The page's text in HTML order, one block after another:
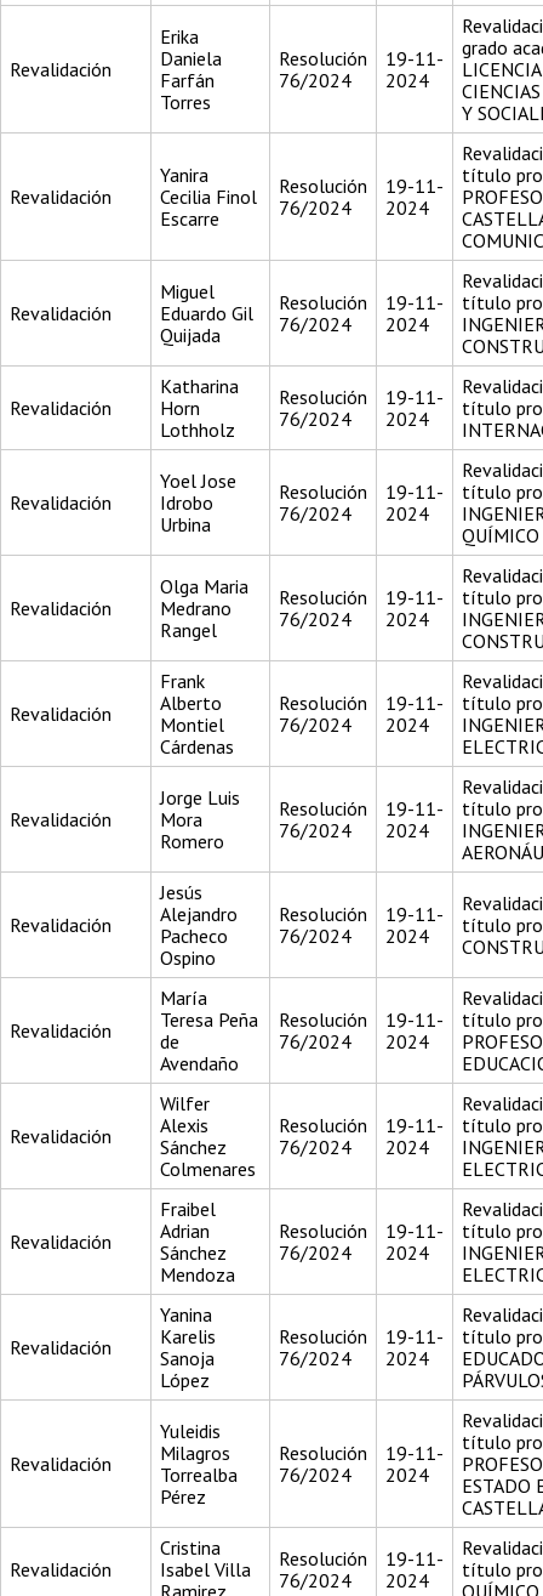
Revalidación
Erika
Daniela
Farfán
Torres
Resolución
76/2024
19-11-
2024
grado
Y
Revalidación
Yanira
Cecilia Finol
Escarre
Resolución
76/2024
19-11-
2024
título
Revalidación
Miguel
Eduardo Gil
Quijada
Resolución
76/2024
19-11-
2024
título
Revalidación
Katharina
Horn
Lothholz
Resolución
76/2024
19-11-
2024
título
Revalidación
Yoel Jose
Idrobo
Urbina
Resolución
76/2024
19-11-
2024
título
QUÍMICO
Revalidación
Olga Maria
Medrano
Rangel
Resolución
76/2024
19-11-
2024
título
Revalidación
Frank
Alberto
Montiel
Cárdenas
Resolución
76/2024
19-11-
2024
título
Revalidación
Jorge Luis
Mora
Romero
Resolución
76/2024
19-11-
2024
título
Revalidación
Jesús
Alejandro
Pacheco
Ospino
Resolución
76/2024
19-11-
2024
título
Revalidación
María
Teresa Peña
de
Avendaño
Resolución
76/2024
19-11-
2024
título
Revalidación
Wilfer
Alexis
Sánchez
Colmenares
Resolución
76/2024
19-11-
2024
título
Revalidación
Fraibel
Adrian
Sánchez
Mendoza
Resolución
76/2024
19-11-
2024
título
Revalidación
Yanina
Karelis
Sanoja
López
Resolución
76/2024
19-11-
2024
título
Revalidación
Yuleidis
Milagros
Torrealba
Pérez
Resolución
76/2024
19-11-
2024
título
ESTADO
Revalidación
Cristina
Isabel Villa
Resolución
76/2024
19-11-
2024
título